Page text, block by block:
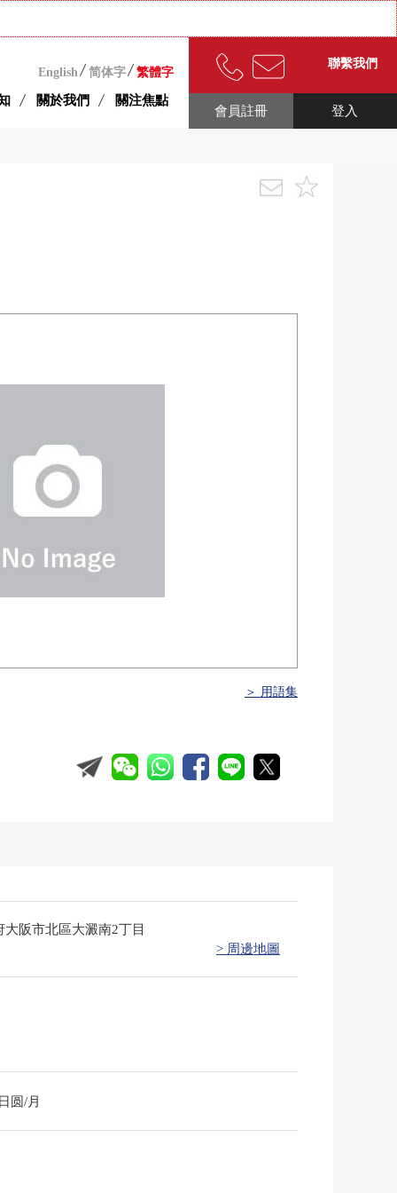
English 简体字 繁體字
關於我們 關注焦點
聯繫我們
登入
會員註冊
＞ 用語集
大阪市北區大澱南2丁目
> 周邊地圖
圆/月